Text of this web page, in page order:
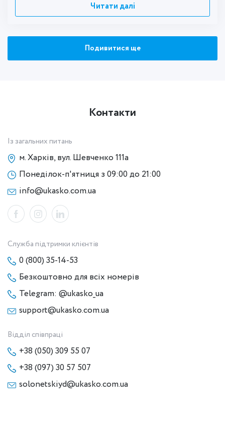
Читати далі
Подивитися ще
Контакти
Із загальних питань
м. Харків, вул. Шевченко 111а
Понеділок-п'ятниця з 09:00 до 21:00
info@ukasko.com.ua
Служба підтримки клієнтів
0 (800) 35-14-53
Безкоштовно для всіх номерів
Telegram: @ukasko_ua
support@ukasko.com.ua
Відділ співпраці
+38 (050) 309 55 07
+38 (097) 30 57 507
solonetskiyd@ukasko.com.ua